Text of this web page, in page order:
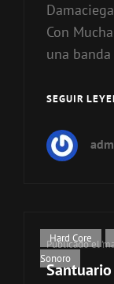
Con
una banda
SEGUIR
Enlaces
de
categorías
Hard Core ,
Sonoro
Publicado el
Santuario